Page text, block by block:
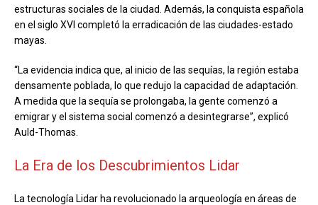
estructuras sociales de la ciudad. Además, la conquista española
en el siglo XVI completó la erradicación de las ciudades-estado
mayas.
“La evidencia indica que, al inicio de las sequías, la región estaba
densamente poblada, lo que redujo la capacidad de adaptación.
A medida que la sequía se prolongaba, la gente comenzó a
emigrar y el sistema social comenzó a desintegrarse”, explicó
Auld-Thomas.
La Era de los Descubrimientos Lidar
La tecnología Lidar ha revolucionado la arqueología en áreas de